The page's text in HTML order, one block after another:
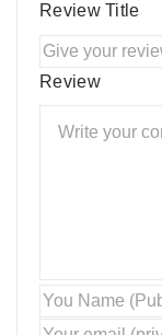
Review Title
Review